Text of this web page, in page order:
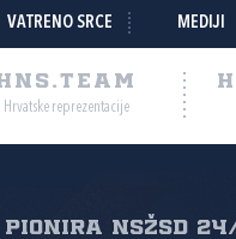
VATRENO SRCE MEDIJI
Hrvatske reprezentacije
pionira NSŽSD